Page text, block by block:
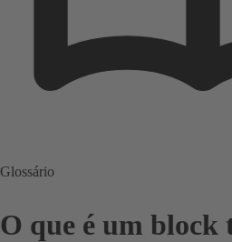
Glossário
O que é um block